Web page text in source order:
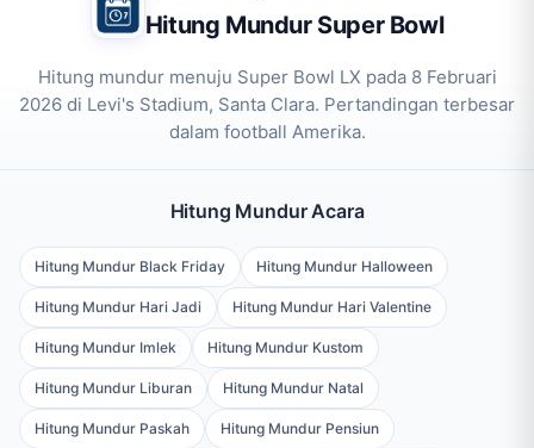
Hitung Mundur Super Bowl
Hitung mundur menuju Super Bowl LX pada 8 Februari
2026 di Levi's Stadium, Santa Clara. Pertandingan terbesar
dalam football Amerika.
Hitung Mundur Acara
Hitung Mundur Black FridayHitung Mundur Black Friday
Hitung Mundur HalloweenHitung
Hitung Mundur Hari JadiHitung Mundur Hari Jadi
Hitung Mundur Hari ValentineHitung
Hitung Mundur Imlek Hitung Mundur Imlek
Hitung Mundur Kustom Hitung Mundur Kustom
Hitung Mundur LiburanHitung Mundur Liburan
Hitung Mundur Natal Hitung Mundur Natal
Hitung Mundur PaskahHitung Mundur Paskah
Hitung Mundur PensiunHitung Mundur